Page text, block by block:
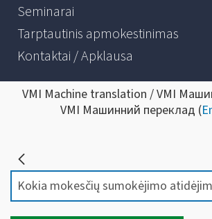
Seminarai
Tarptautinis apmokestinimas
Kontaktai / Apklausa
VMI Machine translation / VMI
VMI Машинний переклад (